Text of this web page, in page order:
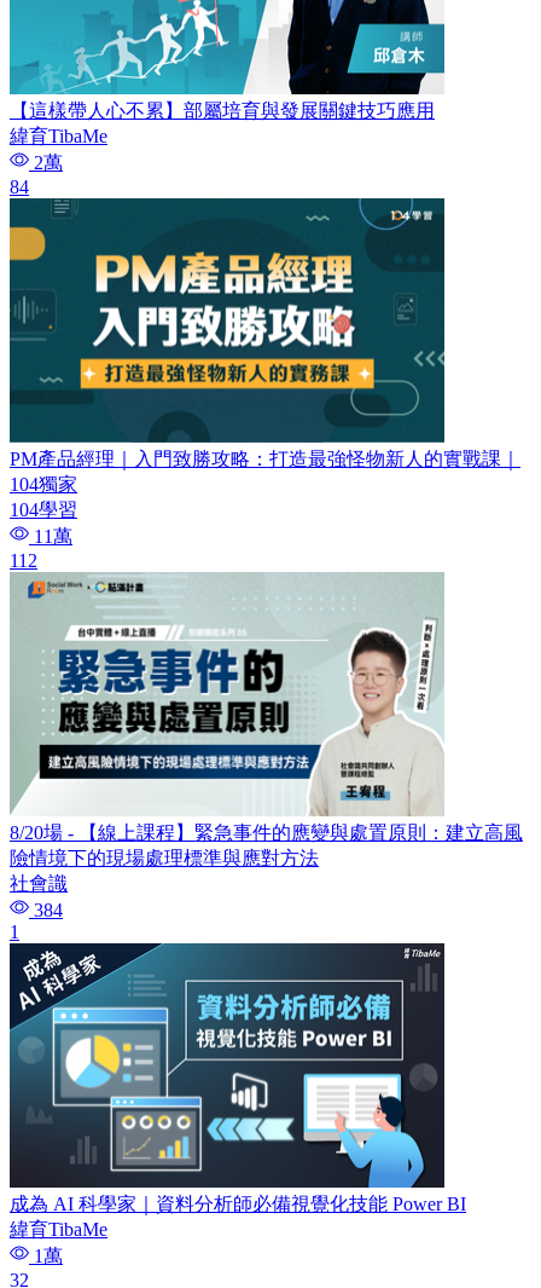
【這樣帶人心不累】部屬培育與發展關鍵技巧應用
緯育TibaMe
2萬
84
PM產品經理｜入門致勝攻略：打造最強怪物新人的實戰課｜
104獨家
104學習
11萬
112
8/20場 - 【線上課程】緊急事件的應變與處置原則：建立高風
險情境下的現場處理標準與應對方法
社會識
384
1
成為 AI 科學家｜資料分析師必備視覺化技能 Power BI
緯育TibaMe
1萬
32